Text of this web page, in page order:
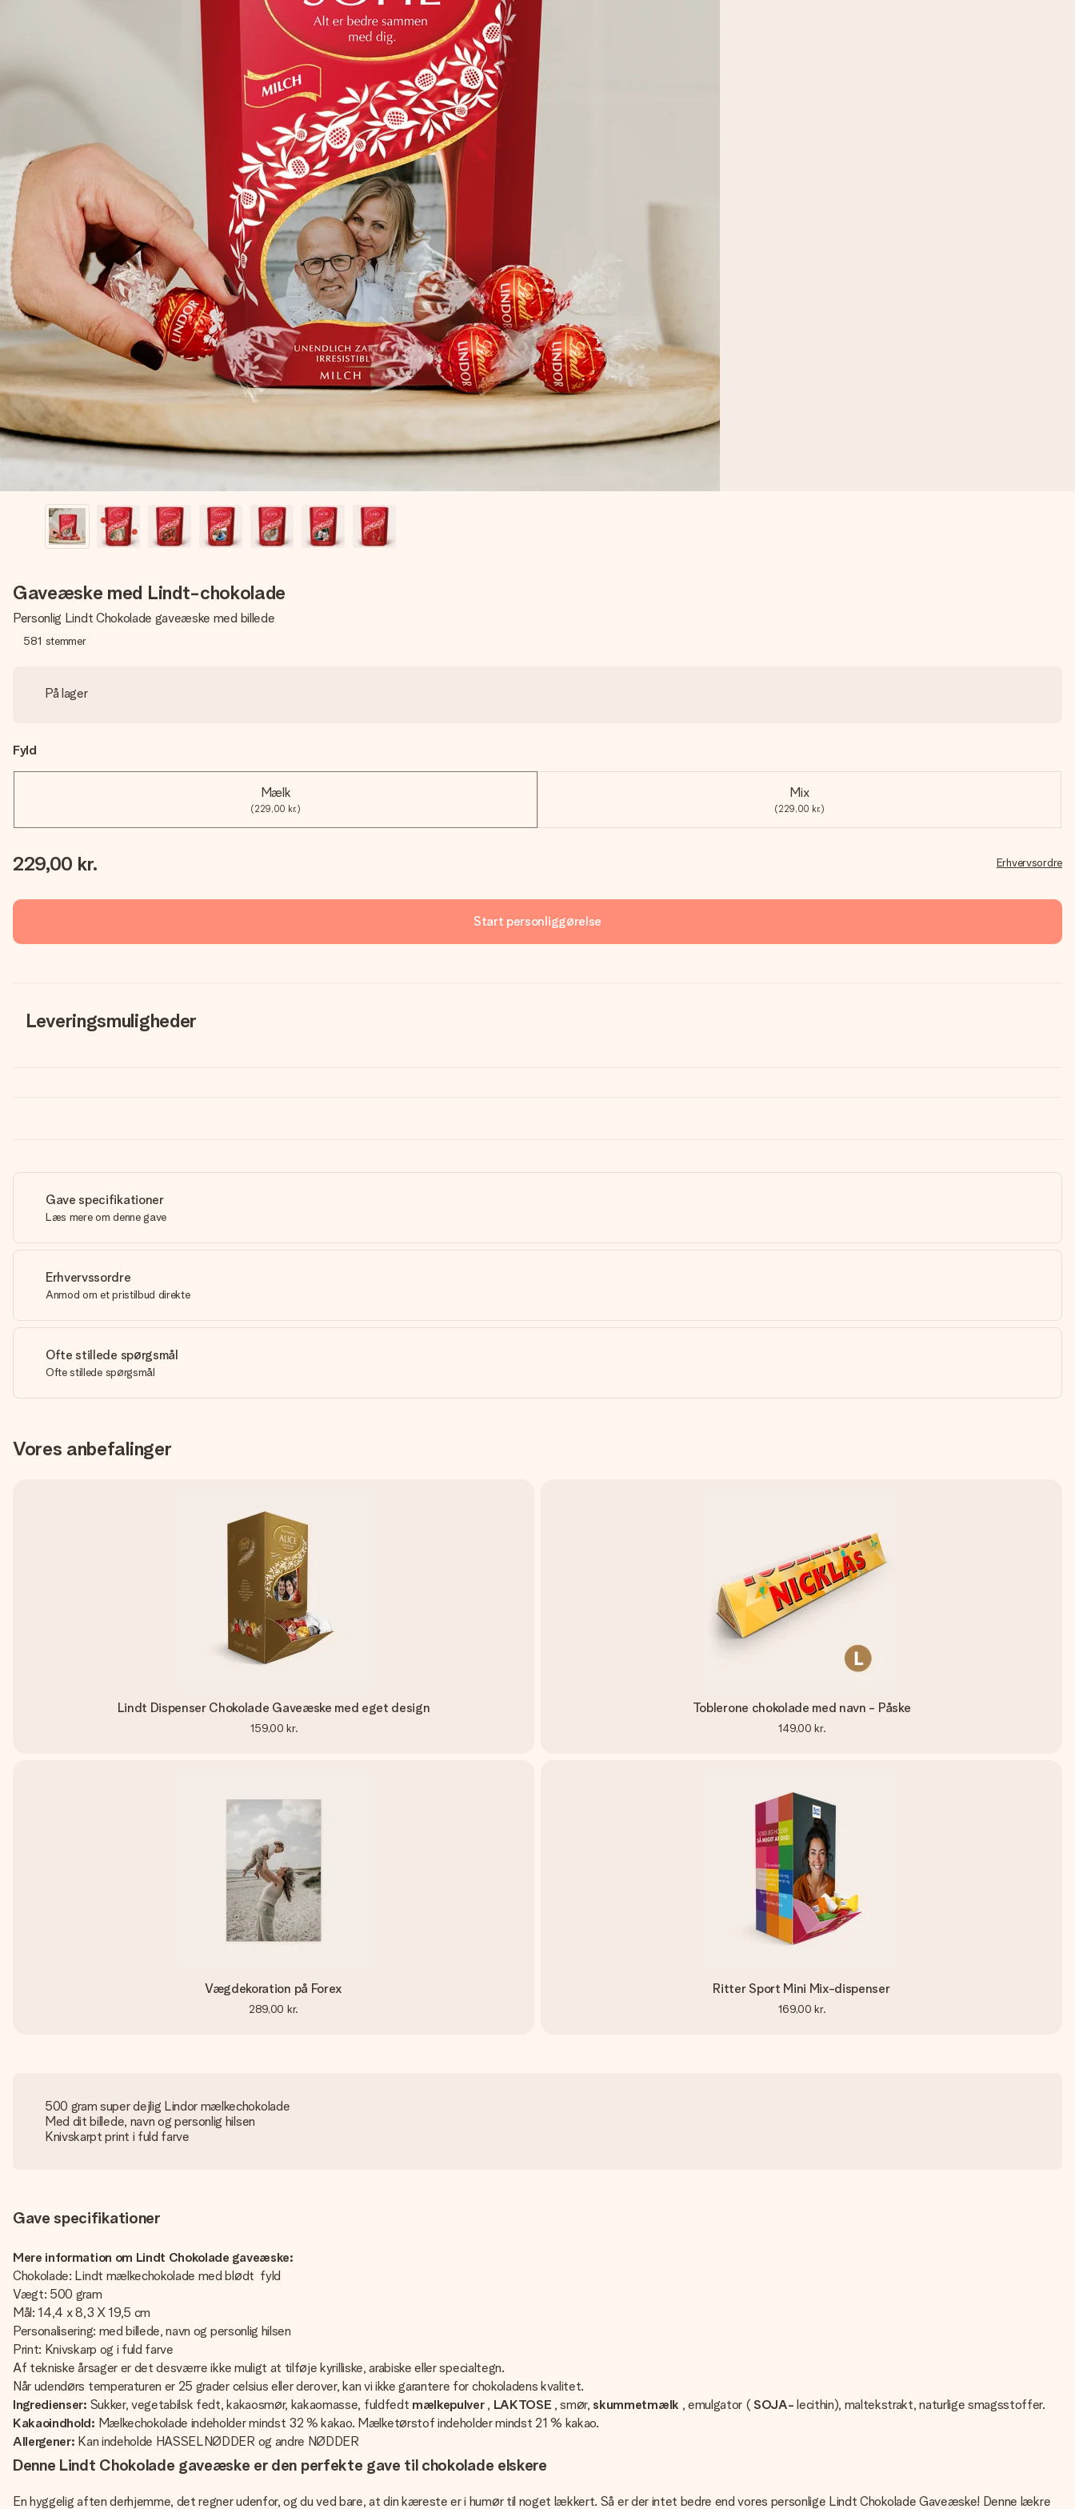
Gaveæske med Lindt-chokolade
Personlig Lindt Chokolade gaveæske med billede
581 stemmer
På lager
Fyld
Mælk
(229,00 kr.)
Mix
(229,00 kr.)
229,00 kr. Erhvervsordre
Start personliggørelse
Leveringsmuligheder
Gave specifikationer
Læs mere om denne gave
Erhvervssordre
Anmod om et pristilbud direkte
Ofte stillede spørgsmål
Ofte stillede spørgsmål
Vores anbefalinger
Lindt Dispenser Chokolade Gaveæske med eget design
159,00 kr.
Toblerone chokolade med navn - Påske
149,00 kr.
Vægdekoration på Forex
289,00 kr.
Ritter Sport Mini Mix-dispenser
169,00 kr.
500 gram super dejlig Lindor mælkechokolade
Med dit billede, navn og personlig hilsen
Knivskarpt print i fuld farve
Gave specifikationer
Mere information om Lindt Chokolade gaveæske:
Chokolade: Lindt mælkechokolade med blødt fyld
Vægt: 500 gram
Mål: 14,4 x 8,3 X 19,5 cm
Personalisering: med billede, navn og personlig hilsen
Print: Knivskarp og i fuld farve
Af tekniske årsager er det desværre ikke muligt at tilføje kyrilliske, arabiske eller specialtegn.
Når udendørs temperaturen er 25 grader celsius eller derover, kan vi ikke garantere for chokoladens kvalitet.
Ingredienser: Sukker, vegetabilsk fedt, kakaosmør, kakaomasse, fuldfedt mælkepulver, LAKTOSE , smør, skummetmælk , emulgator (SOJA- lecithin), maltekstrakt, naturlige smagsstoffer.
Kakaoindhold: Mælkechokolade indeholder mindst 32 % kakao. Mælketørstof indeholder mindst 21 % kakao.
Allergener: Kan indeholde HASSELNØDDER og andre NØDDER
Denne Lindt Chokolade gaveæske er den perfekte gave til chokolade elskere
En hyggelig aften derhjemme, det regner udenfor, og du ved bare, at din kæreste er i humør til noget lækkert. Så er der intet bedre end vores personlige Lindt Chokolade Gaveæske! Denne lækre